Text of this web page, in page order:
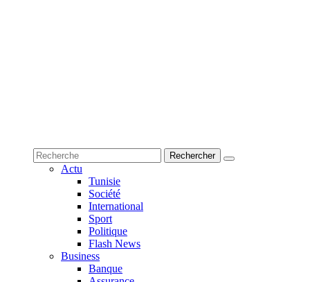
Actu
Tunisie
Société
International
Sport
Politique
Flash News
Business
Banque